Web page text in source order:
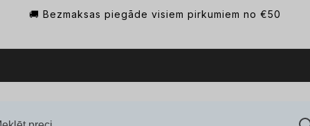
🚚 Bezmaksas piegāde visiem pirkumiem no €50